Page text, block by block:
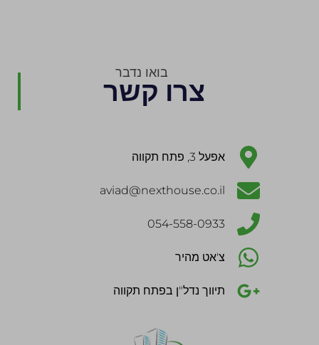
בואו נדבר
צרו קשר
אפעל 3, פתח תקווה
aviad@nexthouse.co.il
054-558-0933
צ'אט מהיר
תיווך נדל"ן בפתח תקווה